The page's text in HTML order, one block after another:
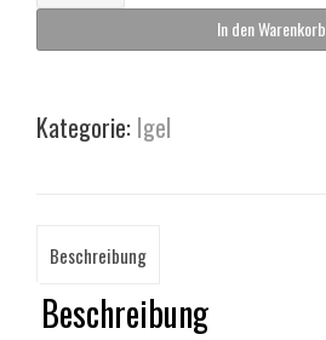
Futterhaus
Menge
In den Warenkorb
Kategorie: Igel
Beschreibung
Beschreibung